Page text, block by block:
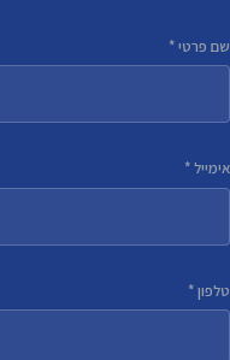
שם פרטי *
אימייל *
טלפון *